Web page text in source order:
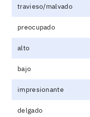
travieso/malvado
preocupado
alto
bajo
impresionante
delgado